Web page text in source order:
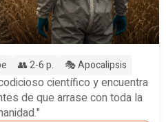
👥 2-6 p. 🎭 Apocalipsis
científico y encuentra
de que arrase con toda la